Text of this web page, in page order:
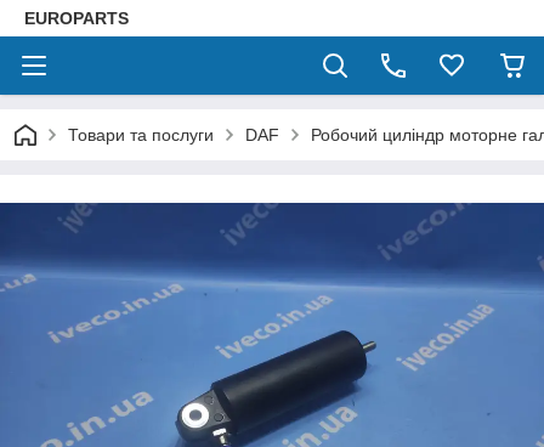
EUROPARTS
Товари та послуги DAF Робочий циліндр моторне